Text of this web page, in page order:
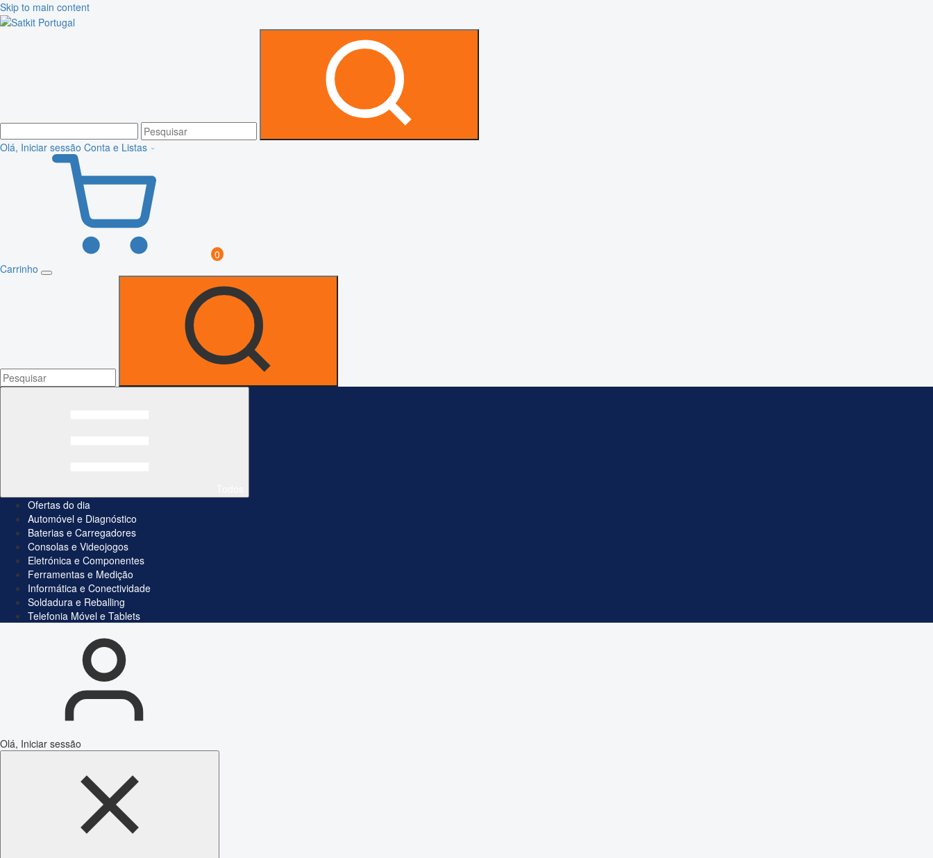
Skip to main content
Olá, Iniciar sessão Conta e Listas
0
Carrinho
Ofertas do dia
Automóvel e Diagnóstico
Baterias e Carregadores
Consolas e Videojogos
Eletrónica e Componentes
Ferramentas e Medição
Informática e Conectividade
Soldadura e Reballing
Telefonia Móvel e Tablets
Olá, Iniciar sessão